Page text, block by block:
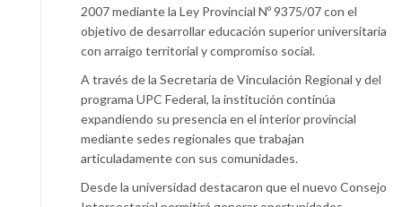
2007 mediante la Ley Provincial Nº 9375/07 con el
objetivo de desarrollar educación superior universitaria
con arraigo territorial y compromiso social.
A través de la Secretaría de Vinculación Regional y del
programa UPC Federal, la institución continúa
expandiendo su presencia en el interior provincial
mediante sedes regionales que trabajan
articuladamente con sus comunidades.
Desde la universidad destacaron que el nuevo Consejo